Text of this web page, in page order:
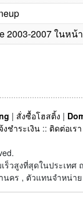
2003-2007 ในหน้
| สั่งซื้อโฮสติ้ง |
งชำระเงิน :: ติดต่อเรา
วสูงที่สุดในประเท
คร , ตัวแทนจำหน่า